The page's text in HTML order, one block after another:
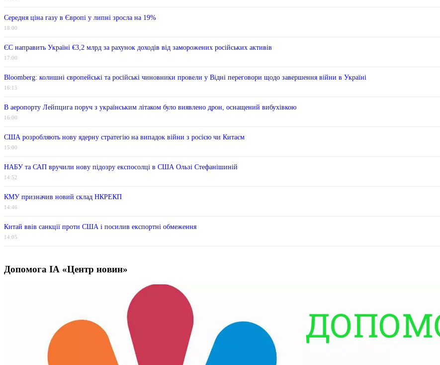
Середня ціна газу в Європі у липні зросла на 19%
18:00
ЄС направить Україні €3,2 млрд за рахунок доходів від заморожених російських активів
17:00
Bloomberg: колишні європейські та російські чиновники провели у Відні переговори щодо завершення війни в Україні
16:15
В аеропорту Лейпцига поруч з українським літаком було виявлено дрон, оснащений вибухівкою
16:00
США розробляють нову ядерну стратегію на випадок війни з росією чи Китаєм
15:00
НАБУ та САП вручили нову підозру експосолці в США Ользі Стефанішиній
14:52
КМУ призначив новий склад НКРЕКП
14:46
Китай ввів санкції проти США і посилив експортні обмеження
14:05
Допомога ІА «Центр новин»